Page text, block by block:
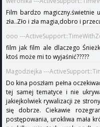
Film bardzo magiczny.świetnie
zła..Zło i zła magia,dobro i
ooo ---
film jak film ale dlaczego
ktoś może mi to wyjaśnić?????
Magodziejka ---
Do kina poszłam pełna
tej samej tematyce i nie
jakiejkolwiek rywalizacji ze
się dobrze. Ciekawie
postępowania, urokliwa mała